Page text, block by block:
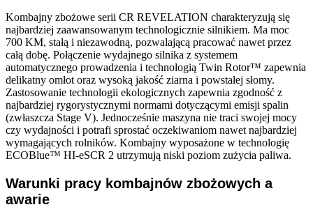
Kombajny zbożowe serii CR REVELATION charakteryzują się
najbardziej zaawansowanym technologicznie silnikiem. Ma moc
700 KM, stałą i niezawodną, pozwalającą pracować nawet przez
całą dobę. Połączenie wydajnego silnika z systemem
automatycznego prowadzenia i technologią Twin Rotor™ zapewnia
delikatny omłot oraz wysoką jakość ziarna i powstałej słomy.
Zastosowanie technologii ekologicznych zapewnia zgodność z
najbardziej rygorystycznymi normami dotyczącymi emisji spalin
(zwłaszcza Stage V). Jednocześnie maszyna nie traci swojej mocy
czy wydajności i potrafi sprostać oczekiwaniom nawet najbardziej
wymagających rolników. Kombajny wyposażone w technologię
ECOBlue™ HI-eSCR 2 utrzymują niski poziom zużycia paliwa.
Warunki pracy kombajnów zbożowych a
awarie